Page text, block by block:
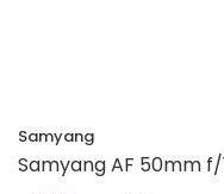
Samyang
Samyang AF 50mm f/